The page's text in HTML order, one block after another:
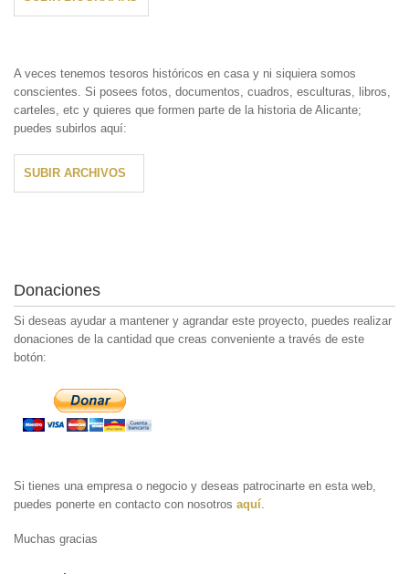
A veces tenemos tesoros históricos en casa y ni siquiera somos
conscientes. Si posees fotos, documentos, cuadros, esculturas, libros,
carteles, etc y quieres que formen parte de la historia de Alicante;
puedes subirlos aquí:
SUBIR ARCHIVOS
Donaciones
Si deseas ayudar a mantener y agrandar este proyecto, puedes realizar
donaciones de la cantidad que creas conveniente a través de este
botón:
Si tienes una empresa o negocio y deseas patrocinarte en esta web,
puedes ponerte en contacto con nosotros aquí
Muchas gracias